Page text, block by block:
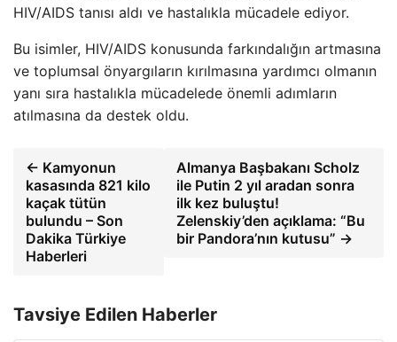
HIV/AIDS tanısı aldı ve hastalıkla mücadele ediyor.
Bu isimler, HIV/AIDS konusunda farkındalığın artmasına
ve toplumsal önyargıların kırılmasına yardımcı olmanın
yanı sıra hastalıkla mücadelede önemli adımların
atılmasına da destek oldu.
← Kamyonun
kasasında 821 kilo
kaçak tütün
bulundu – Son
Dakika Türkiye
Haberleri
Almanya Başbakanı Scholz
ile Putin 2 yıl aradan sonra
ilk kez buluştu!
Zelenskiy’den açıklama: “Bu
bir Pandora’nın kutusu” →
Tavsiye Edilen Haberler